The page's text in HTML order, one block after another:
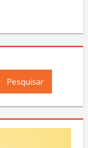
Pesquisar